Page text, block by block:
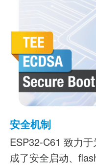
安全机制
ESP32-C61 致力
成了安全启动、